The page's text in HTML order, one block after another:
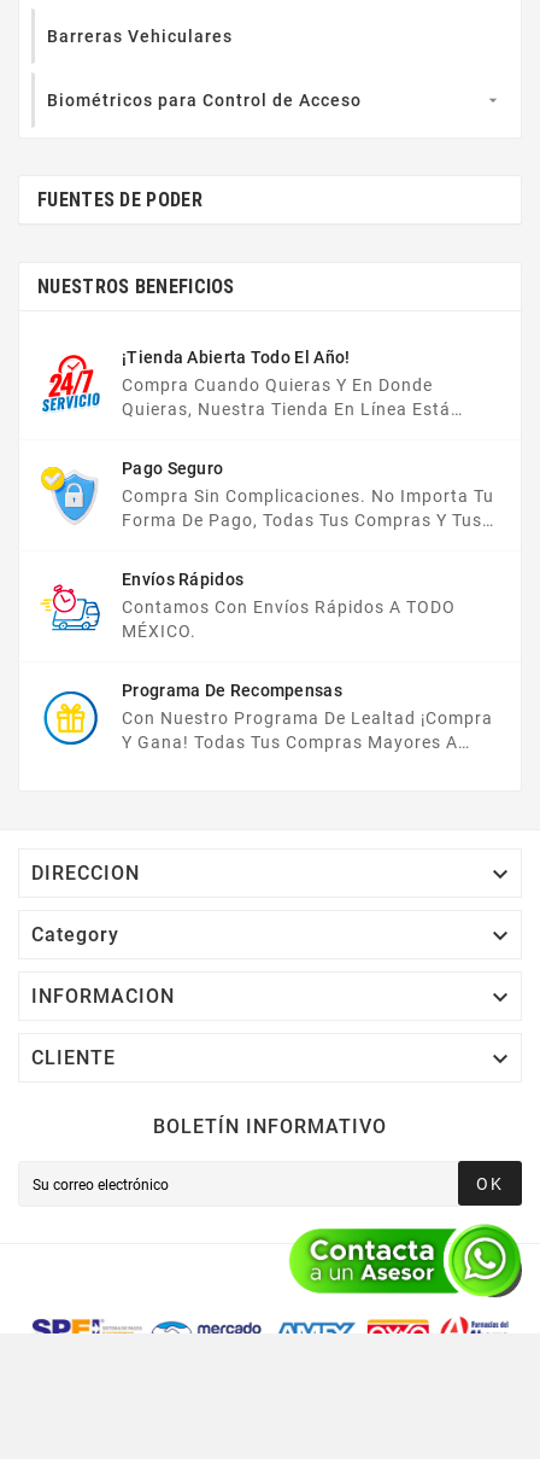
Barreras Vehiculares
Biométricos para Control de Acceso 
FUENTES DE PODER
NUESTROS BENEFICIOS
¡Tienda Abierta Todo El Año!
Compra Cuando Quieras Y En Donde
Quieras, Nuestra Tienda En Línea Está
Pago Seguro
Compra Sin Complicaciones. No Importa Tu
Forma De Pago, Todas Tus Compras Y Tus
Envíos Rápidos
Contamos Con Envíos Rápidos A TODO
MÉXICO.
Programa De Recompensas
Con Nuestro Programa De Lealtad ¡compra
Y Gana! Todas Tus Compras Mayores A
DIRECCION 
Category 
INFORMACION 
CLIENTE 
BOLETÍN INFORMATIVO
OK